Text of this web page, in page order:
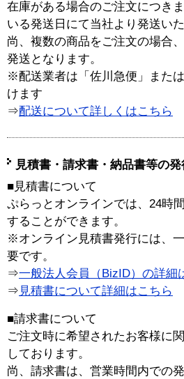
在庫がある場合のご注文につき
いる発送日にて当社より発送い
尚、複数の商品をご注文の場合
発送となります。
※配送業者は「佐川急便」また
けます
⇒配送について詳しくはこちら
見積書・請求書・納品書等の
■見積書について
ぷらっとオンラインでは、24時
することができます。
※オンライン見積書発行には、
要です。
⇒一般法人会員（BizID）の詳細
⇒ 見積書について詳細はこちら
■請求書について
ご注文時に希望されたお客様に
しております。
尚、請求書は、営業時間内での